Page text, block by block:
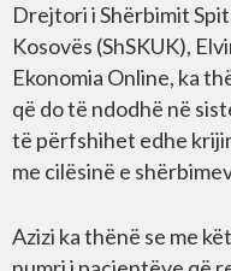
Drejtori i Shërbimit
Kosovës (ShSKUK),
Ekonomia Online, ka
që do të ndodhë në
të përfshihet edhe
me cilësinë e
Azizi ka thënë se me